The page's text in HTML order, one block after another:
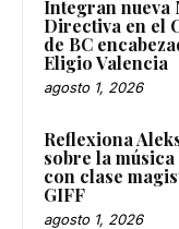
Integran nueva
Directiva en el
de BC
Eligio Valencia
agosto 1, 2026
Reflexiona
sobre la
con clase
GIFF
agosto 1, 2026